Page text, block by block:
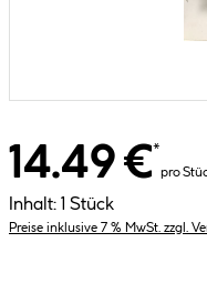
14.49 €*
pro
Inhalt: 1 Stück
Preise inklusive 7 % MwSt. zzgl.